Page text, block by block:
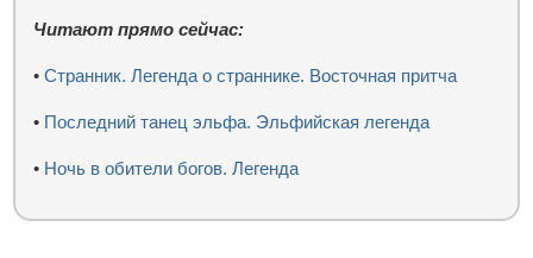
Читают прямо сейчас:
•Странник. Легенда о страннике. Восточная притча
• Последний танец эльфа. Эльфийская легенда
• Ночь в обители богов. Легенда